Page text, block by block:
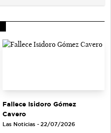
Fallece Isidoro Gómez
Cavero
Las Noticias - 22/07/2026